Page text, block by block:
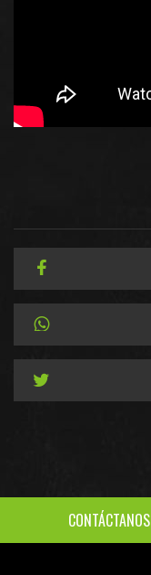
CONTÁCTANOS